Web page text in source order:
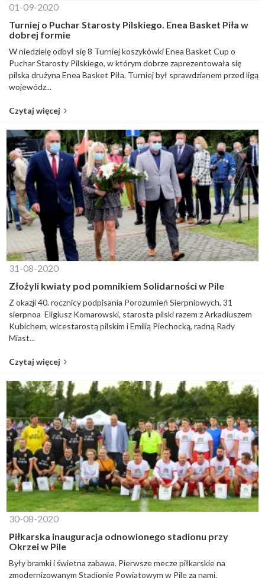
01-09-2020
Turniej o Puchar Starosty Pilskiego. Enea Basket Piła w
dobrej formie
W niedzielę odbył się 8 Turniej koszykówki Enea Basket Cup o
Puchar Starosty Pilskiego, w którym dobrze zaprezentowała się
pilska drużyna Enea Basket Piła. Turniej był sprawdzianem przed ligą
wojewódz...
Czytaj więcej
31-08-2020
Złożyli kwiaty pod pomnikiem Solidarności w Pile
Z okazji 40. rocznicy podpisania Porozumień Sierpniowych, 31
sierpnoa Eligiusz Komarowski, starosta pilski razem z Arkadiuszem
Kubichem, wicestarostą pilskim i Emilią Piechocką, radną Rady
Miast...
Czytaj więcej
30-08-2020
Piłkarska inauguracja odnowionego stadionu przy
Okrzei w Pile
Były bramki i świetna zabawa. Pierwsze mecze piłkarskie na
zmodernizowanym Stadionie Powiatowym w Pile za nami.